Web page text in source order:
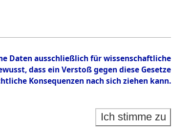
Daten ausschließlich für wissenschaftliche
dass ein Verstoß gegen diese Gesetze
Konsequenzen nach sich ziehen kann.
Ich stimme zu